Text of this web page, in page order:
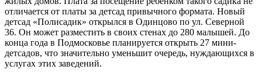
отличается от платы за детсад привычного формата. Новый
детсад «Полисадик» открылся в Одинцово по ул. Северной
36. Он может разместить в своих стенах до 280 малышей. До
конца года в Подмосковье планируется открыть 27 мини-
детсадов, что значительно уменьшит очередь, нуждающихся в
услугах этих заведений.